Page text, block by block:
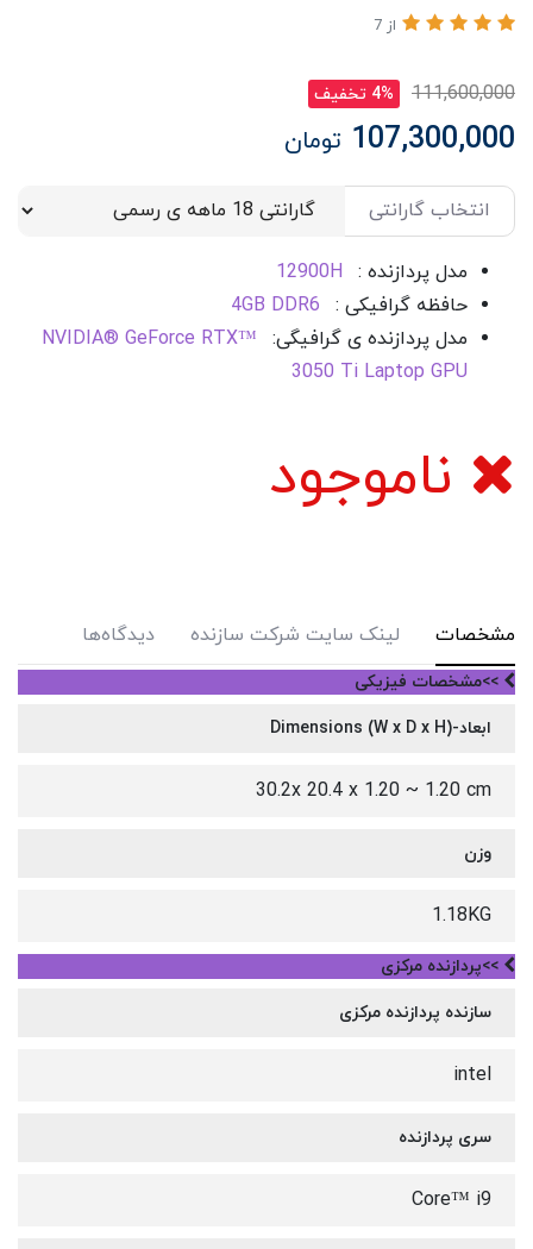
از 7
111,600,000 4% تخفیف
107,300,000 تومان
انتخاب گارانتی
مدل پردازنده :
12900H
حافظه گرافیکی :
4GB DDR6
مدل پردازنده ی گرافیگی:
NVIDIA® GeForce RTX™
3050 Ti Laptop GPU
ناموجود
مشخصات لینک سایت شرکت سازنده دیدگاه‌ها
>>مشخصات فیزیکی
ابعاد-Dimensions (W x D x H)
30.2x 20.4 x 1.20 ~ 1.20 cm
وزن
1.18KG
>>پردازنده مرکزی
سازنده پردازنده مرکزی
intel
سری پردازنده
Core™ i9